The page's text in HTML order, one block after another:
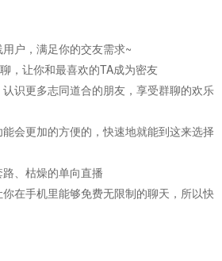
户，满足你的交友需求~
，让你和最喜欢的TA成为密友
识更多志同道合的朋友，享受群聊的欢乐
会更加的方便的，快速地就能到这来选择
、枯燥的单向直播
在手机里能够免费无限制的聊天，所以快